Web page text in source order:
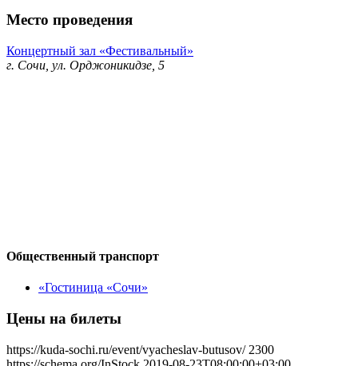
Место проведения
Концертный зал «Фестивальный»
г. Сочи, ул. Орджоникидзе, 5
Общественный транспорт
«Гостиница «Сочи»
Цены на билеты
https://kuda-sochi.ru/event/vyacheslav-butusov/ 2300